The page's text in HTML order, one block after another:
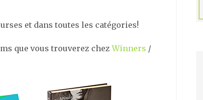
et dans toutes les catégories!
que vous trouverez chezWinners /